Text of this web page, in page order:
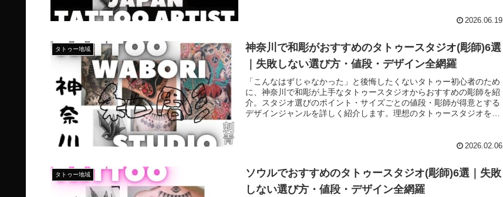
2026.06.19
タトゥー地域
神奈川で和彫がおすすめのタトゥースタジオ(彫師)6選
｜失敗しない選び方・値段・デザイン全網羅
「こんなはずじゃなかった」と後悔したくないタトゥー初心者のため
に、神奈川で和彫が上手なタトゥースタジオからおすすめの彫師を紹
介。スタジオ選びのポイント・サイズごとの値段・彫師が得意とする
デザインジャンルを詳しく紹介します。理想のタトゥースタジオを見
2026.02.06
タトゥー地域
ソウルでおすすめのタトゥースタジオ(彫師)6選｜失敗
しない選び方・値段・デザイン全網羅